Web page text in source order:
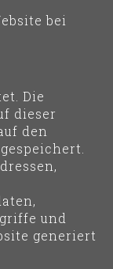
bei
Die
dieser
den
und
generiert